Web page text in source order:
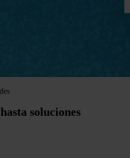
soluciones